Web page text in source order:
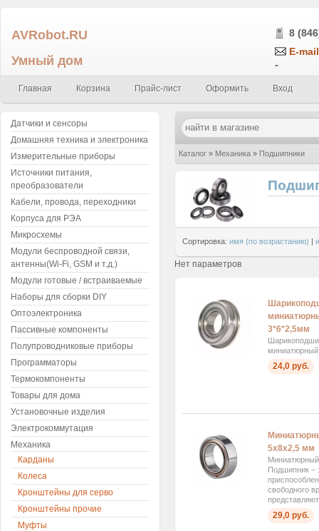
AVRobot.RU
Умный дом
8
E-
-
Главная Корзина Прайс-лист Оформить Вход
Каталог » Механика » Подшипники
Сортировка: имя (по возрастанию) |
Нет параметров
3*6*2,5мм
24,0 руб.
5x8x2,5 мм
Подшипник –
свободного
29,0 руб.
Датчики и сенсоры
Домашняя техника и электроника
Измерительные приборы
Источники питания,
преобразователи
Кабели, провода, переходники
Корпуса для РЭА
Микросхемы
Модули беспроводной связи,
антенны(Wi-Fi, GSM и т.д.)
Модули готовые / встраиваемые
Наборы для сборки DIY
Оптоэлектроника
Пассивные компоненты
Полупроводниковые приборы
Программаторы
Термокомпоненты
Товары для дома
Установочные изделия
Электрокоммутация
Механика
Карданы
Колеса
Кронштейны для серво
Кронштейны прочие
Муфты